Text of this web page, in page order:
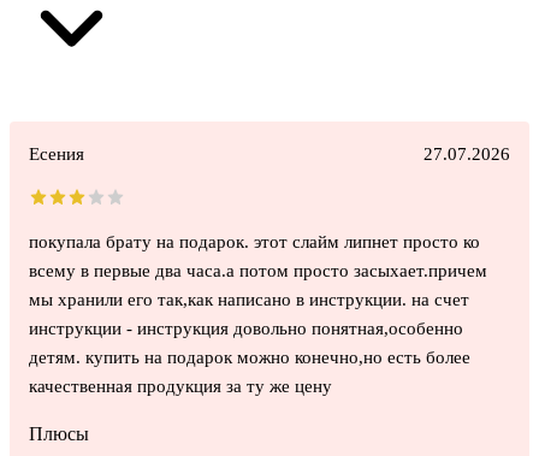
Есения 27.07.2026
покупала брату на подарок. этот слайм липнет просто ко
всему в первые два часа.а потом просто засыхает.причем
мы хранили его так,как написано в инструкции. на счет
инструкции - инструкция довольно понятная,особенно
детям. купить на подарок можно конечно,но есть более
качественная продукция за ту же цену
Плюсы